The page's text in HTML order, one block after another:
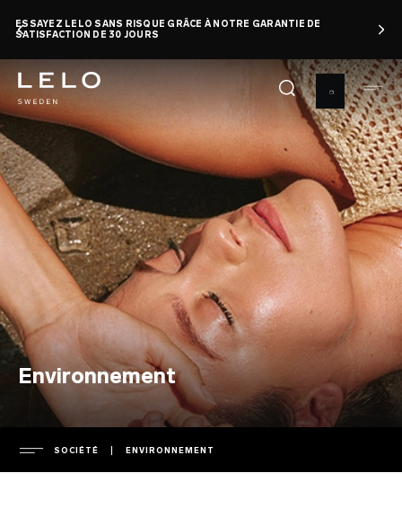
contenu
principal
ESSAYEZ LELO SANS RISQUE GRÂCE À NOTRE GARANTIE DE
SATISFACTION DE 30 JOURS
Environnement
SOCIÉTÉ ENVIRONNEMENT